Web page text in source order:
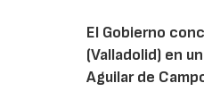
El Gobierno
(Valladolid) en
Aguilar de